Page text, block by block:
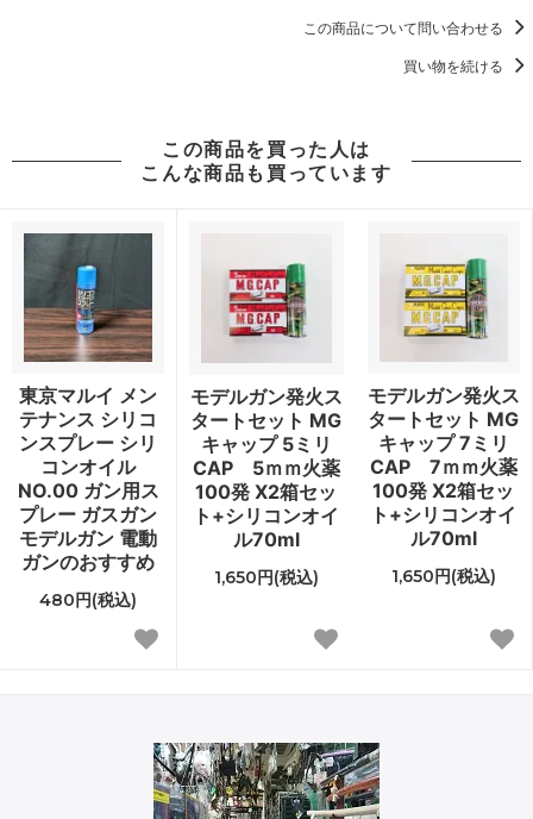
この商品について問い合わせる
買い物を続ける
この商品を買った人は
こんな商品も買っています
東京マルイ メン
テナンス シリコ
ンスプレー シリ
コンオイル
NO.00 ガン用ス
プレー ガスガン
モデルガン 電動
ガンのおすすめ
480円(税込)
モデルガン発火ス
タートセット MG
キャップ 5ミリ
CAP 5ｍｍ火薬
100発 X2箱セッ
ト+シリコンオイ
ル70ml
1,650円(税込)
モデルガン発火ス
タートセット MG
キャップ 7ミリ
CAP 7ｍｍ火薬
100発 X2箱セッ
ト+シリコンオイ
ル70ml
1,650円(税込)